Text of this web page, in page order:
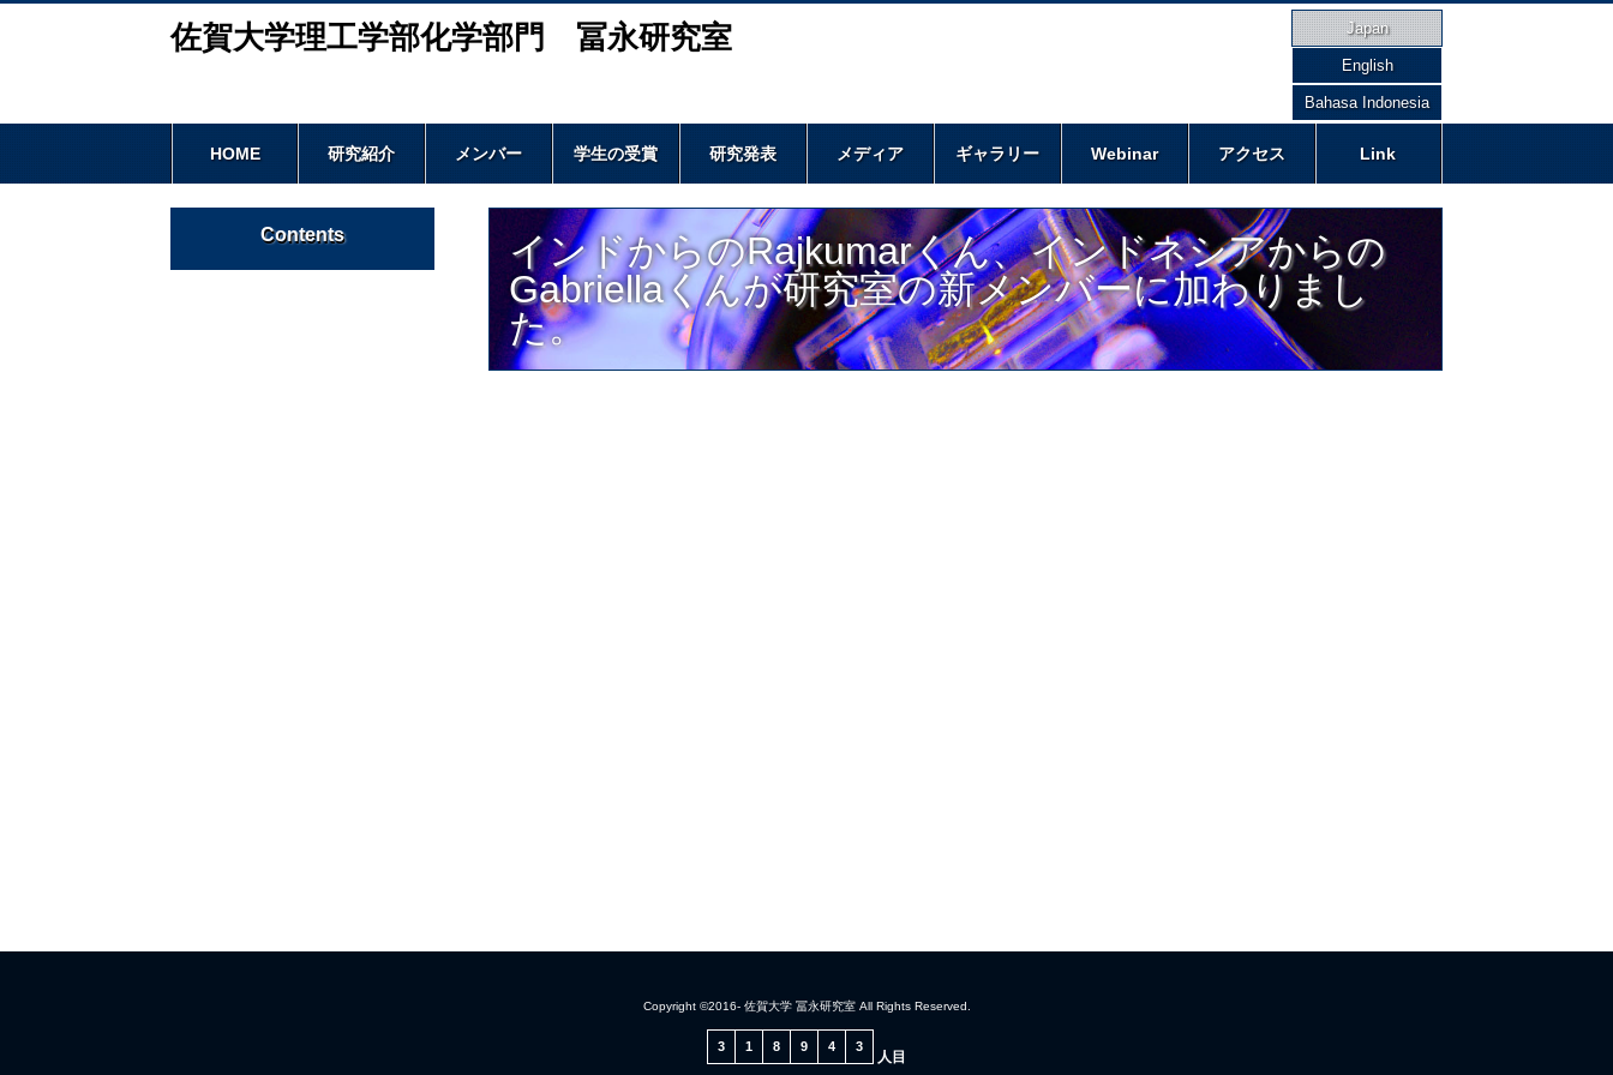
佐賀大学理工学部化学部門 冨永研究室 Japan
English
Bahasa Indonesia
HOME 研究紹介 メンバー 学生の受賞 研究発表 メディア ギャラリー Webinar アクセス Link
Contents
インドからのRajkumarくん、インドネシアからの
Gabriellaくんが研究室の新メンバーに加わりまし
た。
Copyright ©2016- 佐賀大学 冨永研究室 All Rights Reserved.
3 1 8 9 4 3
人目